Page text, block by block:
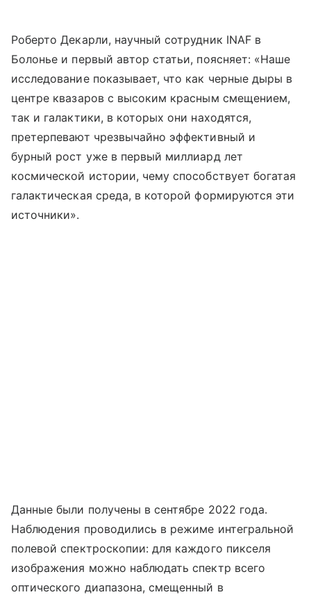
Роберто Декарли, научный сотрудник INAF в
Болонье и первый автор статьи, поясняет: «Наше
исследование показывает, что как черные дыры в
центре квазаров с высоким красным смещением,
так и галактики, в которых они находятся,
претерпевают чрезвычайно эффективный и
бурный рост уже в первый миллиард лет
космической истории, чему способствует богатая
галактическая среда, в которой формируются эти
источники».
Данные были получены в сентябре 2022 года.
Наблюдения проводились в режиме интегральной
полевой спектроскопии: для каждого пикселя
изображения можно наблюдать спектр всего
оптического диапазона, смещенный в